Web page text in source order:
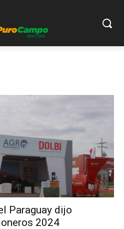
Paraguay dijo
2024